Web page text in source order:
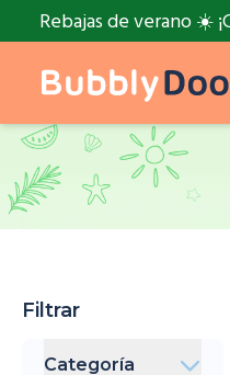
Rebajas de verano ☀️
Filtrar
Categoría